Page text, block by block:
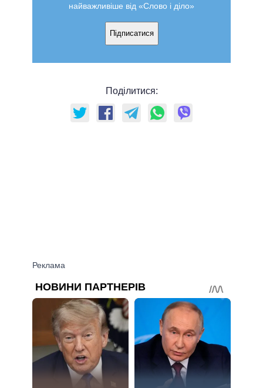
найважливіше від «Слово і діло»
Підписатися
Поділитися: